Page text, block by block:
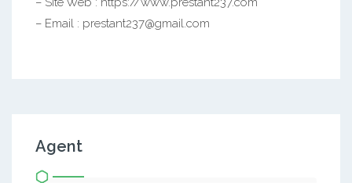
– Email : prestant237@gmail.com
Agent